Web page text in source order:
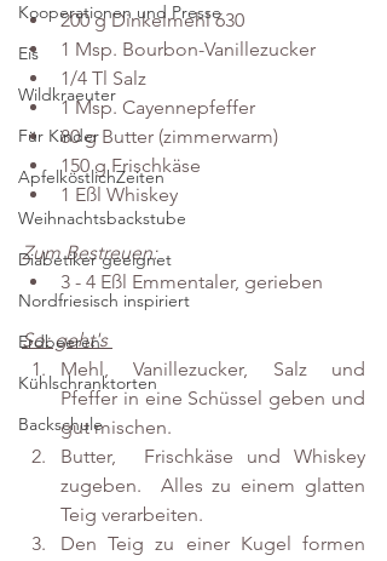
Kooperationen und Presse
Eis
Wildkraeuter
Für Kinder
ApfelköstlichZeiten
Weihnachtsbackstube
Diabetiker geeignet
Nordfriesisch inspiriert
Erdbeeren
Kühlschranktorten
Backschule
200 g Dinkelmehl 630
1 Msp. Bourbon-Vanillezucker
1/4 Tl Salz
1 Msp. Cayennepfeffer
80 g Butter (zimmerwarm)
150 g Frischkäse
1 Eßl Whiskey
Zum Bestreuen:
3 - 4 Eßl Emmentaler, gerieben
So: geht's
Mehl, Vanillezucker, Salz und
Pfeffer in eine Schüssel geben und
gut mischen.
Butter,  Frischkäse und Whiskey
zugeben.  Alles zu einem glatten
Teig verarbeiten.
Den Teig zu einer Kugel formen